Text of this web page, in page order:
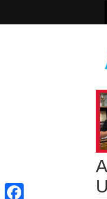
klublarına
dəstləri